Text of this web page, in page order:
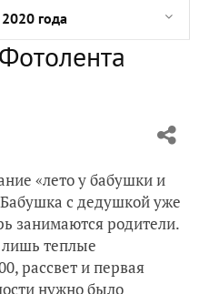
года
"Биотехника", начало...
Красный' и 'Апельсин' от
от Мира садоводов.
'Балконный дуэт' и 'Черри
«лето у бабушки и
с дедушкой уже
занимаются родители.
лишь теплые
рассвет и первая
нужно было